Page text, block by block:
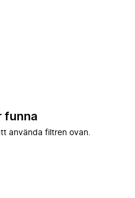
funna
använda filtren ovan.